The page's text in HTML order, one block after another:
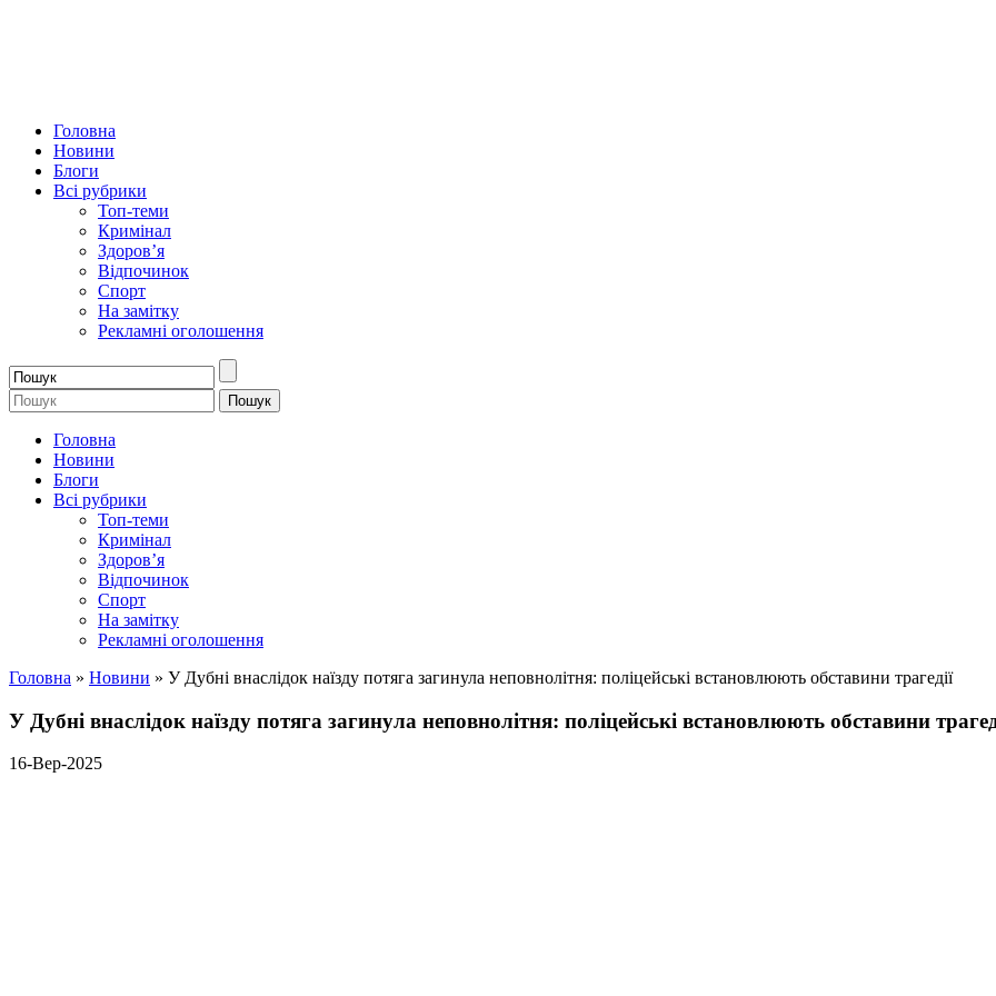
Головна
Новини
Блоги
Всі рубрики
Топ-теми
Кримінал
Здоров’я
Відпочинок
Спорт
На замітку
Рекламні оголошення
Головна
Новини
Блоги
Всі рубрики
Топ-теми
Кримінал
Здоров’я
Відпочинок
Спорт
На замітку
Рекламні оголошення
Головна » Новини » У Дубні внаслідок наїзду потяга загинула неповнолітня: поліцейські встановлюють обставини трагедії
У Дубні внаслідок наїзду потяга загинула неповнолітня: поліцейські встановлюють обставини
16-Вер-2025